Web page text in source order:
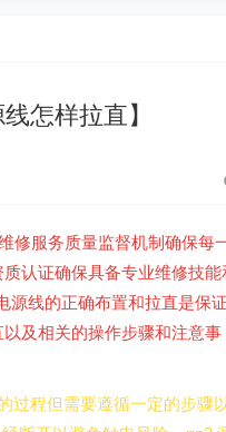
怎样拉直】
修服务质量监督机制确保每
认证确保具备专业维修技能
源线的正确布置和拉直是保证
及相关的操作步骤和注意事
过程但需要遵循一定的步骤